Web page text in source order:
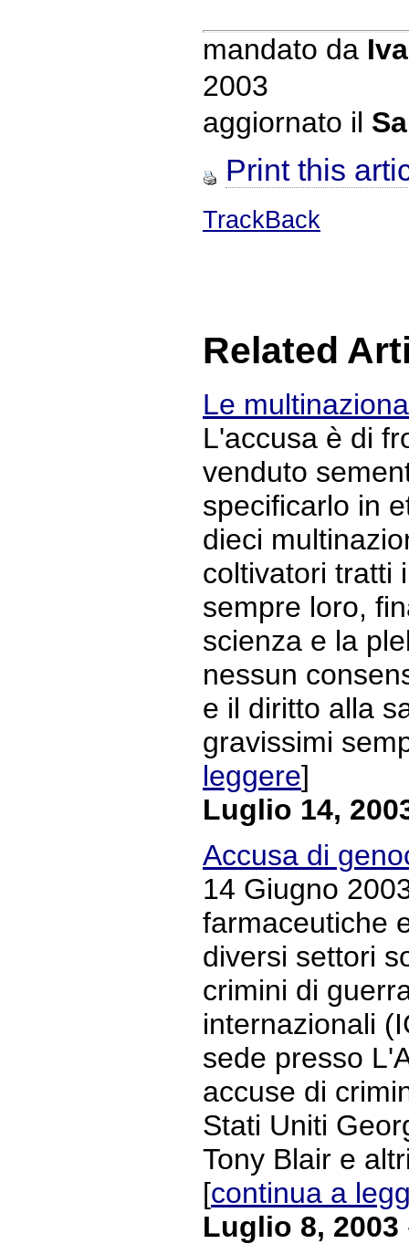
mandato da
2003
aggiornato il
Print this
TrackBack
Related
Le
L'accusa è di
venduto
specificarlo in
dieci
coltivatori tratti
sempre loro,
scienza e la
nessun
e il diritto alla
gravissimi
leggere]
Luglio 14,
Accusa di
14 Giugno
farmaceutiche
diversi settori
crimini di
internazionali
sede presso
accuse di
Stati Uniti
Tony Blair e
[continua a
Luglio 8, 2003